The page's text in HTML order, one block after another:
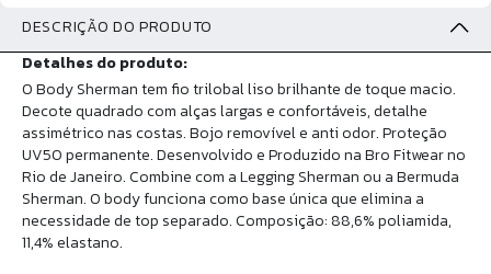
DESCRIÇÃO DO PRODUTO
Detalhes do produto:
O Body Sherman tem fio trilobal liso brilhante de toque macio.
Decote quadrado com alças largas e confortáveis, detalhe
assimétrico nas costas. Bojo removível e anti odor. Proteção
UV50 permanente. Desenvolvido e Produzido na Bro Fitwear no
Rio de Janeiro. Combine com a Legging Sherman ou a Bermuda
Sherman. O body funciona como base única que elimina a
necessidade de top separado. Composição: 88,6% poliamida,
11,4% elastano.